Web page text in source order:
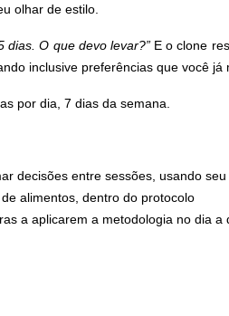
olhar de estilo.
dias. O que devo levar?” E o clone
inclusive preferências que você já
por dia, 7 dias da semana.
decisões entre sessões, usando
alimentos, dentro do protocolo
a aplicarem a metodologia no dia a